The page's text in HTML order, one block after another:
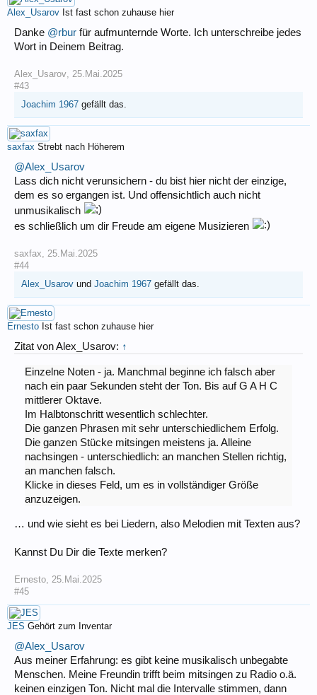
Alex_Usarov Ist fast schon zuhause hier
Danke @rbur für aufmunternde Worte. Ich unterschreibe jedes
Wort in Deinem Beitrag.
Alex_Usarov, 25.Mai.2025
#43
Joachim 1967 gefällt das.
saxfax Strebt nach Höherem
@Alex_Usarov
Lass dich nicht verunsichern - du bist hier nicht der einzige,
dem es so ergangen ist. Und offensichtlich auch nicht
unmusikalisch
es schließlich um dir Freude am eigene Musizieren
saxfax, 25.Mai.2025
#44
Alex_Usarov und Joachim 1967 gefällt das.
Ernesto Ist fast schon zuhause hier
Zitat von Alex_Usarov: ↑
Einzelne Noten - ja. Manchmal beginne ich falsch aber
nach ein paar Sekunden steht der Ton. Bis auf G A H C
mittlerer Oktave.
Im Halbtonschritt wesentlich schlechter.
Die ganzen Phrasen mit sehr unterschiedlichem Erfolg.
Die ganzen Stücke mitsingen meistens ja. Alleine
nachsingen - unterschiedlich: an manchen Stellen richtig,
an manchen falsch.
Klicke in dieses Feld, um es in vollständiger Größe
anzuzeigen.
… und wie sieht es bei Liedern, also Melodien mit Texten aus?
Kannst Du Dir die Texte merken?
Ernesto 25.Mai.2025
#45
JES Gehört zum Inventar
@Alex_Usarov
Aus meiner Erfahrung: es gibt keine musikalisch unbegabte
Menschen. Meine Freundin trifft beim mitsingen zu Radio o.ä.
keinen einzigen Ton. Nicht mal die Intervalle stimmen, dann